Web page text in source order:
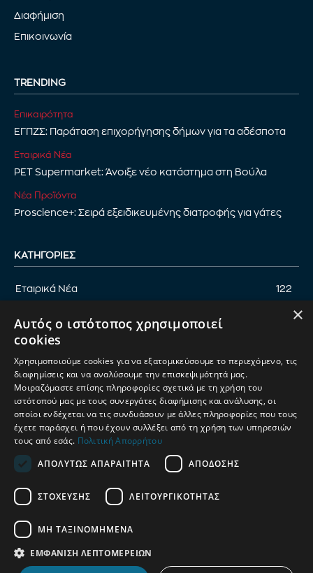
Διαφήμιση
Επικοινωνία
TRENDING
Επικαιρότητα
ΕΓΠΖΣ: Παράταση επιχορήγησης δήμων για τα αδέσποτα
Εταιρικά Νέα
PET Supermarket: Άνοιξε νέο κατάστημα στη Βούλα
Νέα Προϊόντα
Proscience+: Σειρά εξειδικευμένης διατροφής για γάτες
ΚΑΤΗΓΟΡΊΕΣ
Εταιρικά Νέα 122
Αφιέρωμα
Νέα Προϊόντα
Παρουσίαση προϊόντων
Έρευνα 71
ΟΡΟΙ ΧΡΗΣΗΣ
×
Αυτός ο ιστότοπος χρησιμοποιεί
cookies
Χρησιμοποιούμε cookies για να εξατομικεύσουμε το περιεχόμενο, τις
διαφημίσεις και να αναλύσουμε την επισκεψιμότητά μας.
Μοιραζόμαστε επίσης πληροφορίες σχετικά με τη χρήση του
ιστότοπού μας με τους συνεργάτες διαφήμισης και ανάλυσης, οι
οποίοι ενδέχεται να τις συνδυάσουν με άλλες πληροφορίες που τους
έχετε παράσχει ή που έχουν συλλέξει από τη χρήση των υπηρεσιών
τους από εσάς. Πολιτική Απορρήτου
ΑΠΟΛΎΤΩΣ ΑΠΑΡΑΊΤΗΤΑ
ΑΠΌΔΟΣΗΣ
ΣΤΌΧΕΥΣΗΣ ΛΕΙΤΟΥΡΓΙΚΌΤΗΤΑΣ
ΜΗ ΤΑΞΙΝΟΜΗΜΈΝΑ
ΕΜΦΆΝΙΣΗ ΛΕΠΤΟΜΕΡΕΙΏΝ